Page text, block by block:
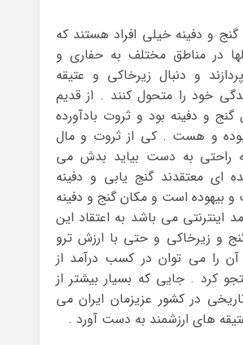
و دفینه خیلی افراد هستند که
در مناطق مختلف به حفاری و
و دنبال زیرخاکی و عتیقه
خود را متحول کنند . از قدیم
گنج و دفینه بود و ثروت بادآورده
و هست . کی از ثروت و مال
راحتی به دست بیاید بدش می
ای معتقدند گنج یابی و دفینه
و بیهوده است و مکان گنج و دفینه
اینترنتی می باشد به اعتقاد این
گنج و زیرخاکی و حتی با ارزش ترو
آن را می توان در کسب درآمد از
کرد . جایی که بسیار بیشتر از
در کشور عزیزمان ایران می
های ارزشمند به دست آورد .